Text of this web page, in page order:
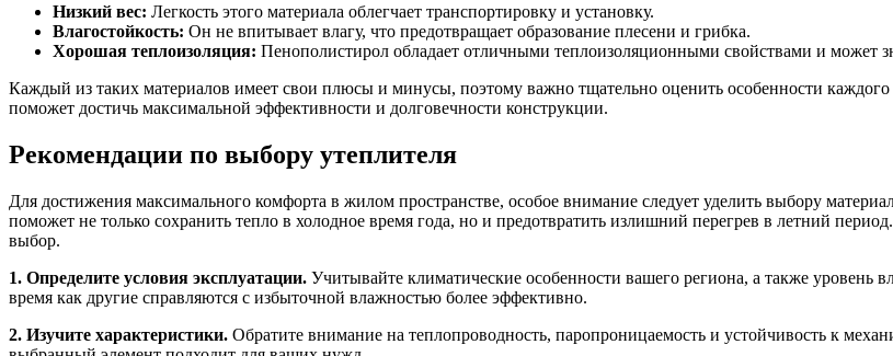
Низкий вес: Легкость этого материала облегчает транспортировку и установку.
Влагостойкость: Он не впитывает влагу, что предотвращает образование плесени и грибка.
Хорошая теплоизоляция: Пенополистирол обладает отличными теплоизоляционными свойствами и может
Каждый из таких материалов имеет свои плюсы и минусы, поэтому важно тщательно оценить особенности
поможет достичь максимальной эффективности и долговечности конструкции.
Рекомендации по выбору утеплителя
Для достижения максимального комфорта в жилом пространстве, особое внимание следует уделить выбору
поможет не только сохранить тепло в холодное время года, но и предотвратить излишний перегрев в летний
выбор.
1. Определите условия эксплуатации. Учитывайте климатические особенности вашего региона, а также уровень
время как другие справляются с избыточной влажностью более эффективно.
2. Изучите характеристики. Обратите внимание на теплопроводность, паропроницаемость и устойчивость к